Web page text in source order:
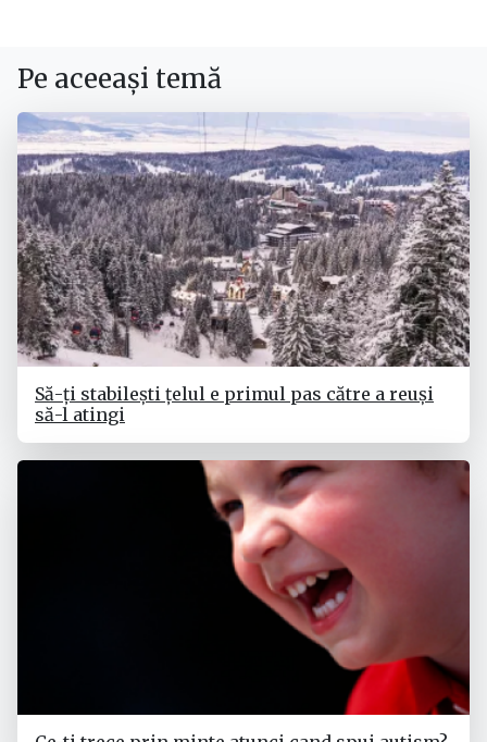
Pe aceeași temă
Să-ți stabilești țelul e primul pas către a reuși
să-l atingi